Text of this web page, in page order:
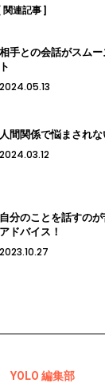
[ 関連記事 ]
相手との会話がスム
ト
2024.05.13
人間関係で悩まされ
2024.03.12
自分のことを話すの
アドバイス！
2023.10.27
YOLO 編集部